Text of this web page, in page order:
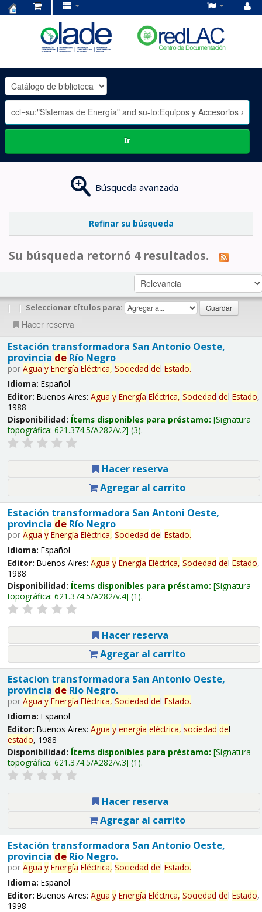
OLADE
-
Ir
Búsqueda avanzada
Refinar su búsqueda
Su búsqueda retornó 4 resultados.
| | Seleccionar títulos para:
Hacer reserva
Estación transformadora San Antonio Oeste,
provincia deRío Negro
por Agua y Energía Eléctrica, Sociedad del Estado.
Idioma: Español
Editor: Buenos Aires: Agua y Energía Eléctrica, Sociedad del Estado,
1988
Disponibilidad: Ítems disponibles para préstamo: Signatura
topográfica: 621.374.5/A282/v.2 (3).
Hacer reserva
Agregar al carrito
Estación transformadora San Antoni Oeste,
provincia deRío Negro
por Agua y Energía Eléctrica, Sociedad del Estado.
Idioma: Español
Editor: Buenos Aires: Agua y Energía Eléctrica, Sociedad del Estado,
1988
Disponibilidad: Ítems disponibles para préstamo: Signatura
topográfica: 621.374.5/A282/v.4 (1).
Hacer reserva
Agregar al carrito
Estacion transformadora San Antonio Oeste,
provincia deRío Negro.
por Agua y Energía Eléctrica, Sociedad del Estado.
Idioma: Español
Editor: Buenos Aires: Agua y energía eléctrica, sociedad del
estado, 1988
Disponibilidad: Ítems disponibles para préstamo: Signatura
topográfica: 621.374.5/A282/v.3 (1).
Hacer reserva
Agregar al carrito
Estación transformadora San Antonio Oeste,
provincia deRío Negro.
por Agua y Energía Eléctrica, Sociedad del Estado.
Idioma: Español
Editor: Buenos Aires: Agua y Energía Eléctrica, Sociedad del Estado,
1998